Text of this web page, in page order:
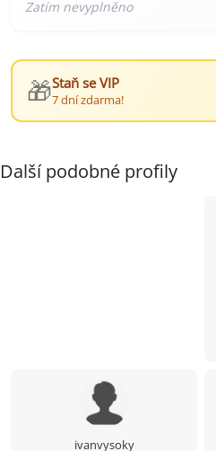
🎁Staň se VIP
7 dní zdarma!
Další podobné profily
ivanvysoky